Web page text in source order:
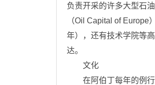
负责开采的许多大型石
（Oil Capital of
年），还有技术学院等
达。
文化
在阿伯丁每年的例行